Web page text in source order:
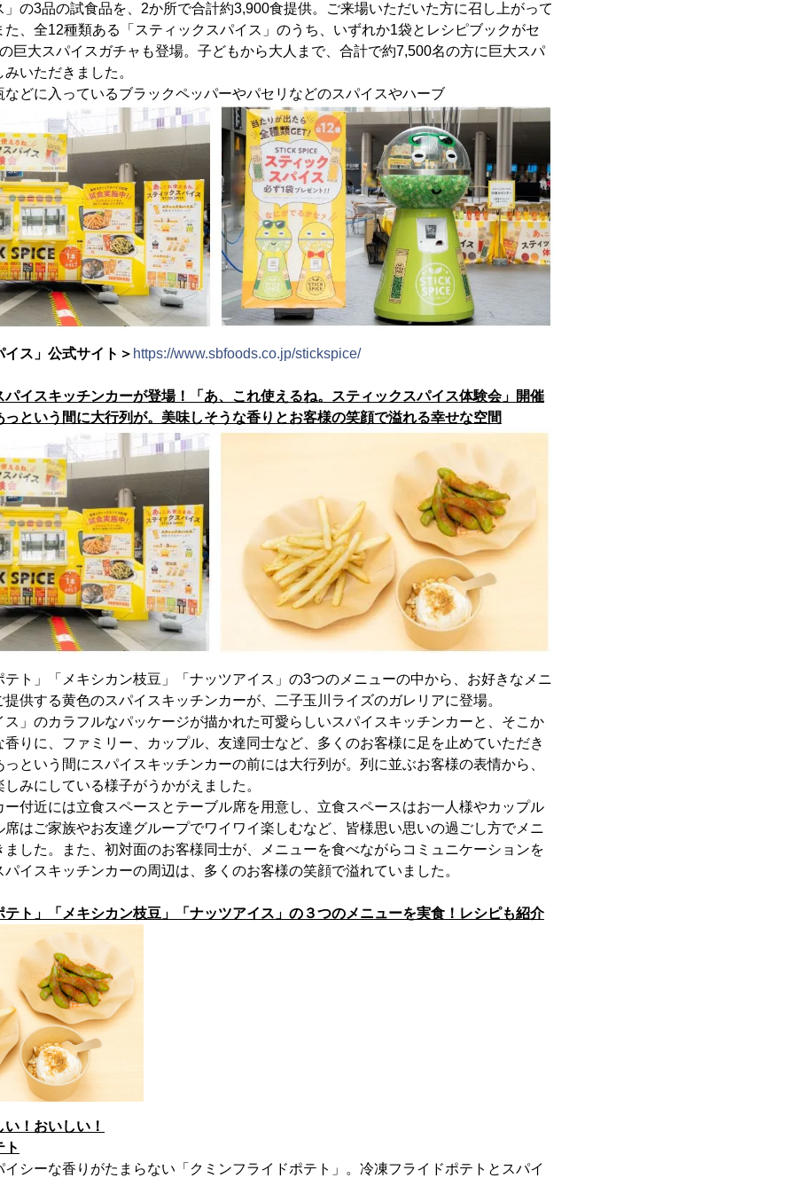
」の3品の試食品を、2か所で合計約3,900食提供。ご来場いただいた方に召し上がって
た、全12種類ある「スティックスパイス」のうち、いずれか1袋とレシピブックがセ
巨大スパイスガチャも登場。子どもから大人まで、合計で約7,500名の方に巨大スパ
いただきました。
どに入っているブラックペッパーやパセリなどのスパイスやハーブ
イス」公式サイト＞ https://www.sbfoods.co.jp/stickspice/
パイスキッチンカーが登場！「あ、これ使えるね。スティックスパイス体験会」開催
っという間に大行列が。美味しそうな香りとお客様の笑顔で溢れる幸せな空間
テト」「メキシカン枝豆」「ナッツアイス」の3つのメニューの中から、お好きなメニ
提供する黄色のスパイスキッチンカーが、二子玉川ライズのガレリアに登場。
ス」のカラフルなパッケージが描かれた可愛らしいスパイスキッチンカーと、そこか
香りに、ファミリー、カップル、友達同士など、多くのお客様に足を止めていただき
っという間にスパイスキッチンカーの前には大行列が。列に並ぶお客様の表情から、
みにしている様子がうかがえました。
ー付近には立食スペースとテーブル席を用意し、立食スペースはお一人様やカップル
席はご家族やお友達グループでワイワイ楽しむなど、皆様思い思いの過ごし方でメニ
ました。また、初対面のお客様同士が、メニューを食べながらコミュニケーションを
イスキッチンカーの周辺は、多くのお客様の笑顔で溢れていました。
テト」「メキシカン枝豆」「ナッツアイス」の３つのメニューを実食！レシピも紹介
！おいしい！
ト
イシーな香りがたまらない「クミンフライドポテト」。冷凍フライドポテトとスパイ